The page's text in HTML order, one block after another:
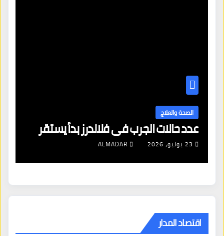
مع أدوية إنقاص الوزن
4 أغسطس، 2026
في بلجيكا
اقتصاد المدار